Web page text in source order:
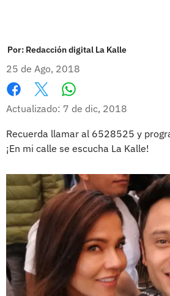
Por: Redacción digital La Kalle
25 de Ago, 2018
Facebook
X Whatsapp
Actualizado: 7 de dic, 2018
Recuerda llamar al 6528525 y
¡En mi calle se escucha La Kalle!